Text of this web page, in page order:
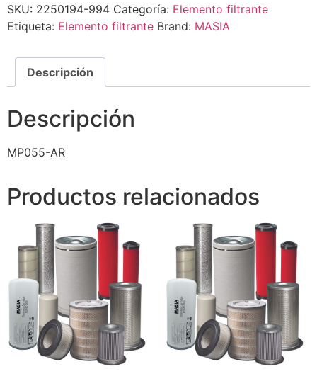
SKU: 2250194-994 Categoría: Elemento filtrante
Etiqueta: Elemento filtrante Brand: MASIA
Descripción
Descripción
MP055-AR
Productos relacionados